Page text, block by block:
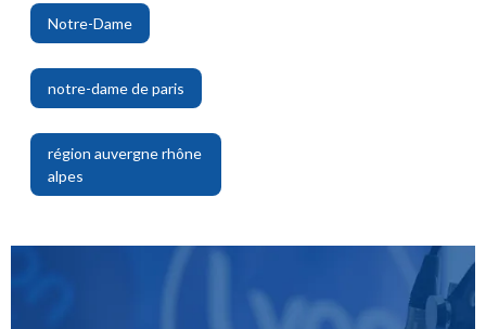
Notre-Dame
,
notre-dame de paris
,
région auvergne rhône
alpes